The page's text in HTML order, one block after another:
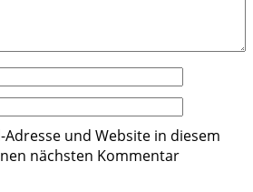
Adresse und Website in diesem
nächsten Kommentar